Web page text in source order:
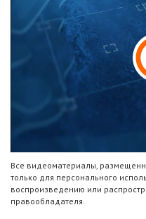
Все видеоматериалы,
только для персонального
воспроизведению или
правообладателя.